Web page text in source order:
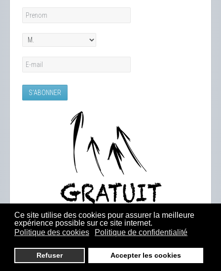
Ce site utilise des cookies pour assurer la meilleure
expérience possible sur ce site internet.
Politique des cookies
Politique de confidentialité
Refuser Accepter les cookies